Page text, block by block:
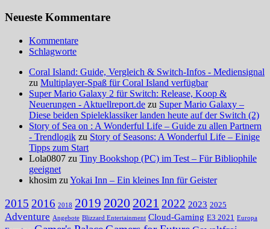
Neueste Kommentare
Kommentare
Schlagworte
Coral Island: Guide, Vergleich & Switch-Infos - Mediensignal
zu Multiplayer-Spaß für Coral Island verfügbar
Super Mario Galaxy 2 für Switch: Release, Koop &
Neuerungen - Aktuellreport.de zu Super Mario Galaxy –
Diese beiden Spieleklassiker landen heute auf der Switch (2)
Story of Sea on : A Wonderful Life – Guide zu allen Partnern
- Trendlogik zu Story of Seasons: A Wonderful Life – Einige
Tipps zum Start
Lola0807 zu Tiny Bookshop (PC) im Test – Für Bibliophile
geeignet
khosim zu Yokai Inn – Ein kleines Inn für Geister
2015 2016 2018 2019 2020 2021 2022 2023 2025
Adventure Angebote Blizzard Entertainment Cloud-Gaming E3 2021 Europa